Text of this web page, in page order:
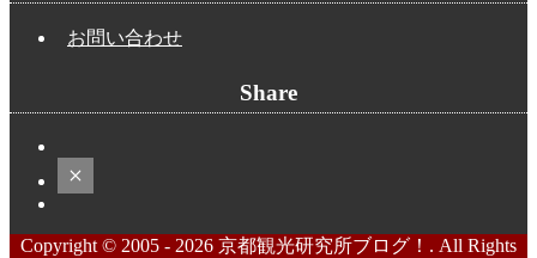
お問い合わせ
Share
Copyright © 2005 - 2026 京都観光研究所ブログ！. All Rights